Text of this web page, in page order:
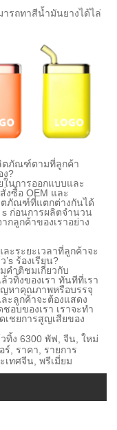
ถทาสีน้ำมันยางได้ไล่
ลิตภัณฑ์ตามที่ลูกค้า
ง?
นการออกแบบและ
งซื้อ OEM และ
ตภัณฑ์ที่แตกต่างกันได้
s ก่อนการผลิตจำนวน
กลูกค้าของเราอย่าง
ะระยะเวลาที่ลูกค้าจะ
’s ร้องเรียน?
คำติชมเกี่ยวกับ
ทิ้งของเรา ทันทีที่เรา
ญหาคุณภาพหรือบรรจุ
ะลูกค้าจะต้องแสดง
อบของเรา เราจะทำ
ชยการสูญเสียของ
ทิ้ง 6300 พัฟ, จีน, ใหม่
, ราคา, รายการ
เทศจีน, พรีเมี่ยม